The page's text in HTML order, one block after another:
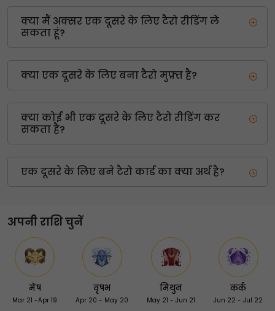
क्या मैं अक्सर एक दूसरे के लिए टैरो रीडिंग ले
सकता हूं?
क्या एक दूसरे के लिए बना टैरो मुफ़्त है?
क्या कोई भी एक दूसरे के लिए टैरो रीडिंग कर
सकता है?
एक दूसरे के लिए बने टैरो कार्ड का क्या अर्थ है?
अपनी राशि चुनें
मेष
Mar 21 -Apr 19
वृषभ
Apr 20 - May 20
मिथुन
May 21 - Jun 21
कर्क
Jun 22 - Jul 22